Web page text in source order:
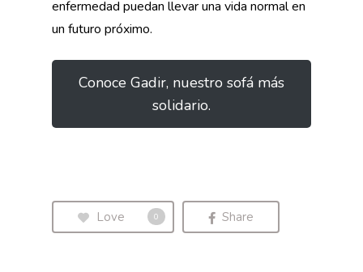
enfermedad puedan llevar una vida normal en
un futuro próximo.
Conoce Gadir, nuestro sofá más
solidario.
Love 0 Share